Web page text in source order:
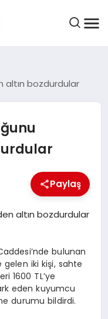
altın bozdurdular
Paylaş
bulunan
iki kişi, sahte
1600 TL’ye
eden kuyumcu
durumu bildirdi.